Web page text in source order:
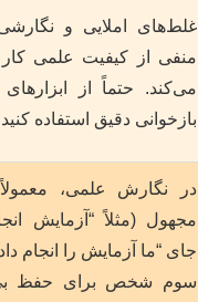
غلط‌های املایی و
منفی از کیفیت علمی کار
می‌کند. حتماً از
بازخوانی دقیق استفاده
در نگارش علمی،
مجهول (مثلاً “آزمایش
جای “ما آزمایش را انجام
سوم شخص برای حفظ